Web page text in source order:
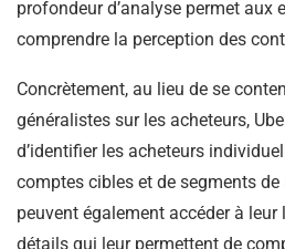
profondeur d’analyse permet aux
comprendre la perception des
Concrètement, au lieu de se
généralistes sur les acheteurs,
d’identifier les acheteurs
comptes cibles et de segments
peuvent également accéder à
détails qui leur permettent de